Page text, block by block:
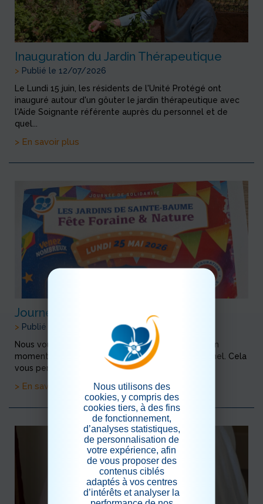
Inauguration du Jardin Thérapeutique
> Publié le 12/07/2026
Le Lundi 15 juin, les résidents de l'Unité Protégé ont
inauguré autour d'un gôuter le jardin thérapeutique avec
l'Aide Soignante référente auprès du personnel et de
quel...
> En savoir plus
Journée de Solidarité
> Publié le 03/05/2026
Nous vous attendons nombreux afin de partager un
moment convivial avec les résidents et le personnel. Cela
vous permettra de découvrir notre établissement.
> En savoir plus
Nous utilisons des
cookies, y compris des
cookies tiers, à des fins
de fonctionnement,
d’analyses statistiques,
de personnalisation de
votre expérience, afin
de vous proposer des
contenus ciblés
adaptés à vos centres
d’intérêts et analyser la